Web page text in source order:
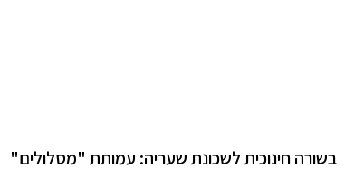
בשורה חינוכית לשכונת שעריה: עמותת "מסלולים"